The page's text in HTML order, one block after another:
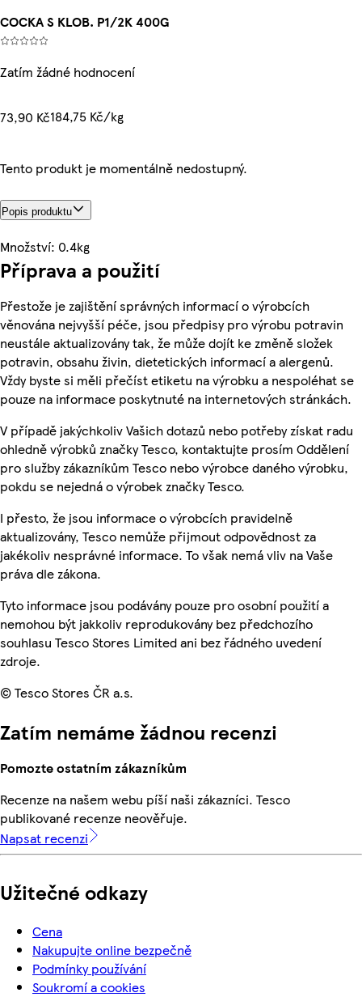
COCKA S KLOB. P1/2K 400G
Zatím žádné hodnocení
73,90 Kč184,75 Kč/kg
Tento produkt je momentálně nedostupný.
Popis produktu
Množství: 0.4kg
Příprava a použití
Přestože je zajištění správných informací o výrobcích
věnována nejvyšší péče, jsou předpisy pro výrobu potravin
neustále aktualizovány tak, že může dojít ke změně složek
potravin, obsahu živin, dietetických informací a alergenů.
Vždy byste si měli přečíst etiketu na výrobku a nespoléhat se
pouze na informace poskytnuté na internetových stránkách.
V případě jakýchkoliv Vašich dotazů nebo potřeby získat radu
ohledně výrobků značky Tesco, kontaktujte prosím Oddělení
pro služby zákazníkům Tesco nebo výrobce daného výrobku,
pokdu se nejedná o výrobek značky Tesco.
I přesto, že jsou informace o výrobcích pravidelně
aktualizovány, Tesco nemůže přijmout odpovědnost za
jakékoliv nesprávné informace. To však nemá vliv na Vaše
práva dle zákona.
Tyto informace jsou podávány pouze pro osobní použití a
nemohou být jakkoliv reprodukovány bez předchozího
souhlasu Tesco Stores Limited ani bez řádného uvedení
zdroje.
© Tesco Stores ČR a.s.
Zatím nemáme žádnou recenzi
Pomozte ostatním zákazníkům
Recenze na našem webu píší naši zákazníci. Tesco
publikované recenze neověřuje.
Napsat recenzi
Užitečné odkazy
Cena
Nakupujte online bezpečně
Podmínky používání
Soukromí a cookies